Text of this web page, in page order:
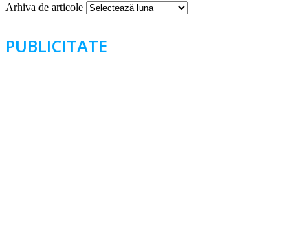
Arhiva de articole
PUBLICITATE